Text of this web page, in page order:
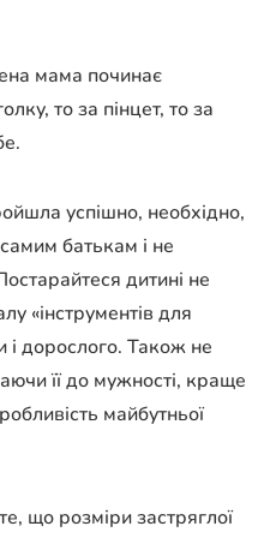
мама починає
то за пінцет, то за
успішно, необхідно,
батькам і не
дитині не
«інструментів для
і дорослого. Також не
її до мужності, краще
майбутньої
що розміри застряглої